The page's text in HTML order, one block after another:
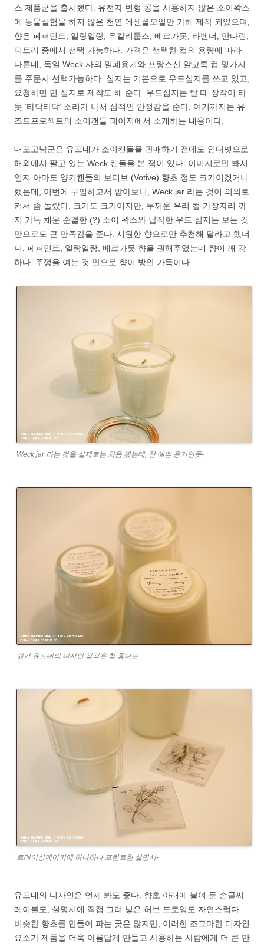
스 제품군을 출시했다. 유전자 변형 콩을 사용하지 않은 소이왁스
에 동물실험을 하지 않은 천연 에센셜오일만 가해 제작 되었으며,
향은 페퍼민트, 일랑일랑, 유칼리툽스, 베르가못, 라벤더, 만다린,
티트리 중에서 선택 가능하다. 가격은 선택한 컵의 용량에 따라
다른데, 독일 Weck 사의 밀폐용기와 프랑스산 알코록 컵 몇가지
를 주문시 선택가능하다. 심지는 기본으로 우드심지를 쓰고 있고,
요청하면 면 심지로 제작도 해 준다. 우드심지는 탈 때 장작이 타
듯 ‘타닥타닥’ 소리가 나서 심적인 안정감을 준다. 여기까지는 유
즈드프로젝트의 소이캔들 페이지에서 소개하는 내용이다.
대포고냥군은 유프네가 소이캔들을 판매하기 전에도 인터넷으로
해외에서 팔고 있는 Weck 캔들을 본 적이 있다. 이미지로만 봐서
인지 아마도 양키캔들의 보티브 (Votive) 향초 정도 크기이겠거니
했는데, 이번에 구입하고서 받아보니, Weck jar 라는 것이 의외로
커서 좀 놀랐다. 크기도 크기이지만, 두꺼운 유리 컵 가장자리 까
지 가득 채운 순결한 (?) 소이 왁스와 납작한 우드 심지는 보는 것
만으로도 큰 만족감을 준다. 시원한 향으로만 추천해 달라고 했더
니, 페퍼민트, 일랑일랑, 베르가못 향을 권해주었는데 향이 꽤 강
하다. 뚜껑을 여는 것 만으로 향이 방안 가득이다.
Weck jar 라는 것을 실제로는 처음 봤는데, 참 예쁜 용기인듯-
뭔가 유프네의 디자인 감각은 참 좋다는-
트레이싱페이퍼에 하나하나 프린트한 설명서-
유프네의 디자인은 언제 봐도 좋다. 향초 아래에 붙여 둔 손글씨
레이블도, 설명서에 직접 그려 넣은 허브 드로잉도 자연스럽다.
비슷한 향초를 만들어 파는 곳은 많지만, 이러한 조그마한 디자인
요소가 제품을 더욱 아름답게 만들고 사용하는 사람에게 더 큰 만